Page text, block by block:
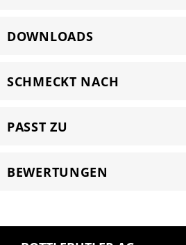
DOWNLOADS
SCHMECKT NACH
PASST ZU
BEWERTUNGEN